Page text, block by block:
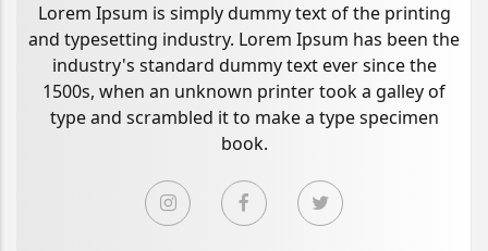
Lorem Ipsum is simply dummy text of the printing
and typesetting industry. Lorem Ipsum has been the
industry's standard dummy text ever since the
1500s, when an unknown printer took a galley of
type and scrambled it to make a type specimen
book.